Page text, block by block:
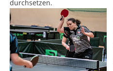
durchsetzen.